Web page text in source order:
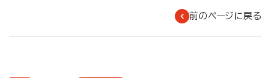
前のページに戻る